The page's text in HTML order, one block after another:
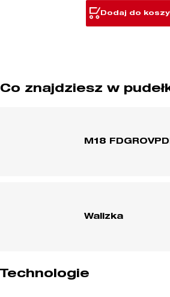
ONE-
KEY™
PRĘDKOŚCI
ŁOPATKOWYM
Dodaj do
Co znajdziesz w
M18
Walizka
Technologie